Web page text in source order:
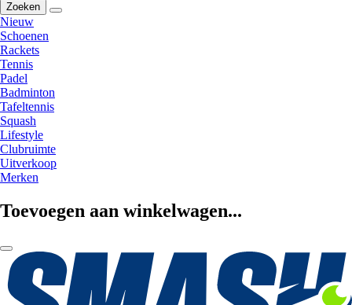
Zoeken
Nieuw
Schoenen
Rackets
Tennis
Padel
Badminton
Tafeltennis
Squash
Lifestyle
Clubruimte
Uitverkoop
Merken
Toevoegen aan winkelwagen...